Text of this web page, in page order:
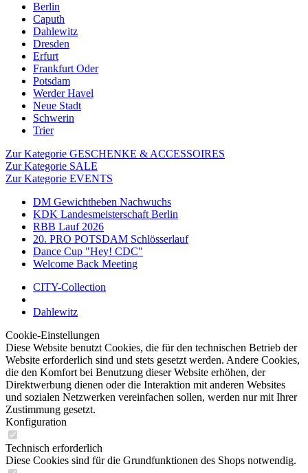
Berlin
Caputh
Dahlewitz
Dresden
Erfurt
Frankfurt Oder
Potsdam
Werder Havel
Neue Stadt
Schwerin
Trier
Zur Kategorie GESCHENKE & ACCESSOIRES
Zur Kategorie SALE
Zur Kategorie EVENTS
DM Gewichtheben Nachwuchs
KDK Landesmeisterschaft Berlin
RBB Lauf 2026
20. PRO POTSDAM Schlösserlauf
Dance Cup "Hey! CDC"
Welcome Back Meeting
CITY-Collection
Dahlewitz
Cookie-Einstellungen
Diese Website benutzt Cookies, die für den technischen Betrieb der
Website erforderlich sind und stets gesetzt werden. Andere Cookies,
die den Komfort bei Benutzung dieser Website erhöhen, der
Direktwerbung dienen oder die Interaktion mit anderen Websites
und sozialen Netzwerken vereinfachen sollen, werden nur mit Ihrer
Zustimmung gesetzt.
Konfiguration
Technisch erforderlich
Diese Cookies sind für die Grundfunktionen des Shops notwendig.